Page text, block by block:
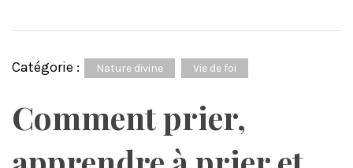
Catégorie : Nature divine Vie de foi
Comment prier,